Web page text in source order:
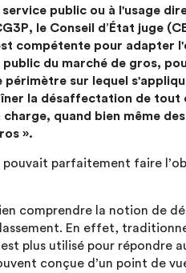
public ou à l'usage
le Conseil d’État juge
compétente pour adapter
du marché de gros,
périmètre sur lequel
la désaffectation de tout
quand bien même
».
parfaitement faire
comprendre la notion de
En effet,
plus utilisé pour répondre
conçue d’un point de